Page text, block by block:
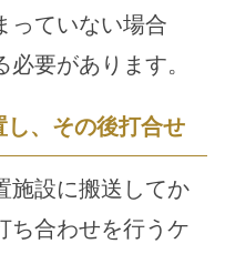
っていない場合
要があります。
、その後打合せ
施設に搬送してか
ち合わせを行うケ